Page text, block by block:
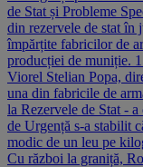
de Stat și Probleme
din rezervele de stat în
împărțite fabricilor de
producției de muniție.
Viorel Stelian Popa,
una din fabricile de
la Rezervele de Stat -
de Urgență s-a stabilit
modic de un leu pe
Cu război la graniță,